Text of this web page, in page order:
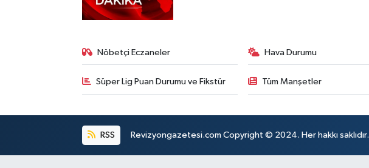
Nöbetçi Eczaneler Hava Durumu
Süper Lig Puan Durumu ve Fikstür Tüm Manşetler
RSS Revizyongazetesi.com Copyright © 2024. Her hakkı saklıdır.